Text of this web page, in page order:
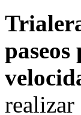
paseos
realizar